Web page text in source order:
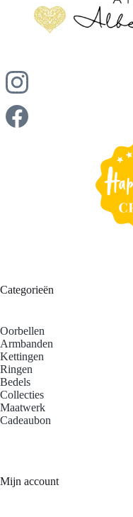
Categorieën
Oorbellen
Armbanden
Kettingen
Ringen
Bedels
Collecties
Maatwerk
Cadeaubon
Mijn account